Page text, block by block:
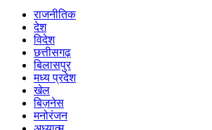
राजनीतिक
देश
विदेश
छत्तीसगढ़
बिलासपुर
मध्य प्रदेश
खेल
बिज़नेस
मनोरंजन